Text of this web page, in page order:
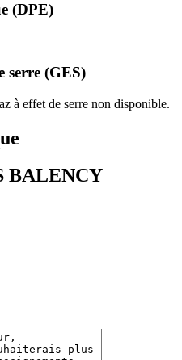
(DPE)
serre (GES)
à effet de serre non disponible.
BALENCY